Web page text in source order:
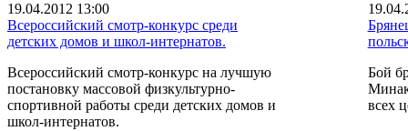
19.04.2012 13:00
Всероссийский смотр-конкурс среди
детских домов и школ-интернатов.
Всероссийский смотр-конкурс на лучшую
постановку массовой физкультурно-
спортивной работы среди детских домов и
школ-интернатов.
Бой
всех